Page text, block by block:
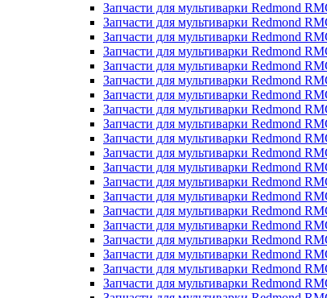
Запчасти для мультиварки Redmond
Запчасти для мультиварки Redmond
Запчасти для мультиварки Redmond
Запчасти для мультиварки Redmond
Запчасти для мультиварки Redmond
Запчасти для мультиварки Redmond
Запчасти для мультиварки Redmond
Запчасти для мультиварки Redmond
Запчасти для мультиварки Redmond
Запчасти для мультиварки Redmond
Запчасти для мультиварки Redmond
Запчасти для мультиварки Redmond
Запчасти для мультиварки Redmond
Запчасти для мультиварки Redmond
Запчасти для мультиварки Redmond
Запчасти для мультиварки Redmond
Запчасти для мультиварки Redmond
Запчасти для мультиварки Redmond
Запчасти для мультиварки Redmond
Запчасти для мультиварки Redmond